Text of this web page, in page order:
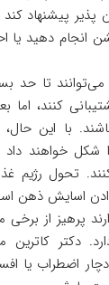
پذیر پیشنهاد
انجام دهید یا
می‌توانند تا
کنند،
با این حال،
شکل خواهند داد
تحول رژیم
اسایش ذهن
پرهیز از
دکتر کاترین
اضطراب یا